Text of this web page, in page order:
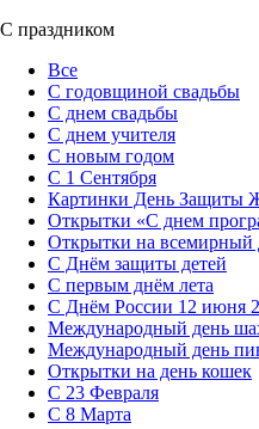
С праздником
Все
С годовщиной свадьбы
С днем свадьбы
С днем учителя
С новым годом
С 1 Сентября
Картинки День Защиты
Открытки «‎С днем
Открытки на всемирный
С Днём защиты детей
С первым днём лета
С Днём России 12 июня
Международный день
Международный день
Открытки на день кошек
С 23 Февраля
С 8 Марта